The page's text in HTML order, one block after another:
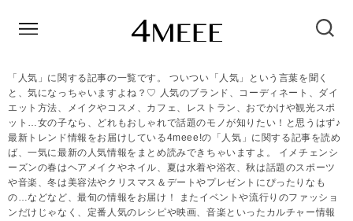
「人気」に関する記事の一覧です。 ついつい「人気」という言葉を聞く
と、気になっちゃいますよね？♡ 人気のブランド、コーディネート、ダイ
エット方法、メイクやコスメ、カフェ、レストラン、おでかけや観光スポ
ット…女の子なら、どれもおしゃれで話題のモノが知りたい！と思うはず♪
最新トレンド情報をお届けしている4meee!の「人気」に関する記事を読め
ば、一気に最新の人気情報をまとめ読みできちゃいますよ。 イメチェンシ
ーズンの春はヘアメイクやネイル、夏は水着や浴衣、秋は話題のスポーツ
や音楽、冬は美容法やクリスマス＆デートやプレゼントにぴったりなも
の…などなど、最旬の情報をお届け！ またイベントや流行りのファッショ
ンだけじゃなく、定番人気のレシピや映画、音楽といったカルチャー情報